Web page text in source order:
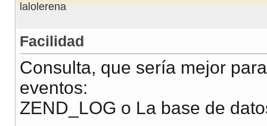
lalolerena
Facilidad
Consulta, que sería mejor
eventos:
ZEND_LOG o La base de